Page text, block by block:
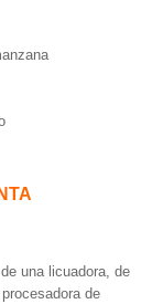
una licuadora, de
de